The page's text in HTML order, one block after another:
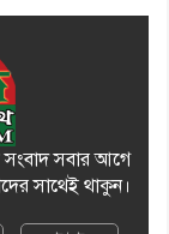
সবার আগে
সাথেই থাকুন।